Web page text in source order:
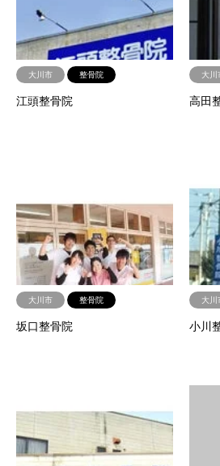
大川市 整骨院
江頭整骨院
大川
高田
大川市 整骨院
坂口整骨院
大川
小川